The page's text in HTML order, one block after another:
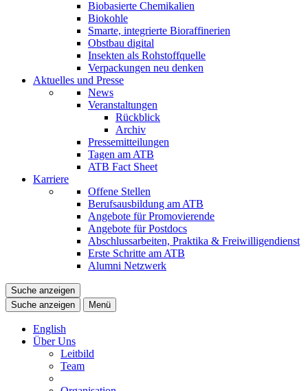
Biobasierte Chemikalien
Biokohle
Smarte, integrierte Bioraffinerien
Obstbau digital
Insekten als Rohstoffquelle
Verpackungen neu denken
Aktuelles und Presse
News
Veranstaltungen
Rückblick
Archiv
Pressemitteilungen
Tagen am ATB
ATB Fact Sheet
Karriere
Offene Stellen
Berufsausbildung am ATB
Angebote für Promovierende
Angebote für Postdocs
Abschlussarbeiten, Praktika & Freiwilligendienst
Erste Schritte am ATB
Alumni Netzwerk
Suche anzeigen
Suche anzeigen
Menü
English
Über Uns
Leitbild
Team